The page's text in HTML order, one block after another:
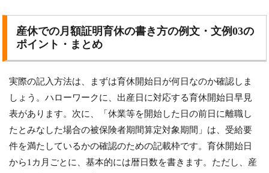
産休での月額証明育休の書き方の例文・文例03の
ポイント・まとめ
実際の記入方法は、まずは育休開始日が何日なのか確認しま
しょう。ハローワークに、出産日に対応する育休開始日早見
表があります。次に、「休業等を開始した日の前日に離職し
たとみなした場合の被保険者期間算定対象期間」は、受給要
件を満たしているかの確認のための記載枠です。育休開始日
から1カ月ごとに、基本的には暦日数を書きます。ただし、産